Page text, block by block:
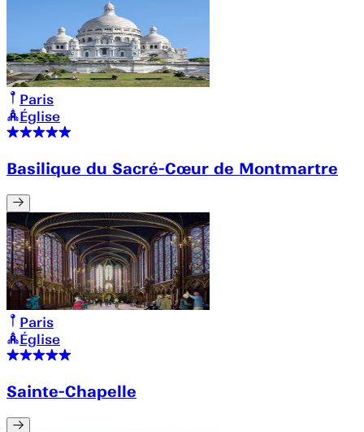
Paris
Église
Basilique du Sacré-Cœur de Montmartre
Paris
Église
Sainte-Chapelle